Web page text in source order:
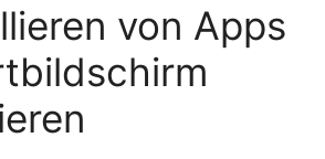
von Apps